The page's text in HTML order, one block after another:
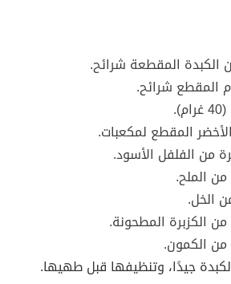
الكبدة المقطعة شرائح.
المقطع لمكعبات.
من الفلفل الأسود.
الملح.
الخل.
الكزبرة المطحونة.
الكمون.
جيدًا، وتنظيفها قبل طهيها.